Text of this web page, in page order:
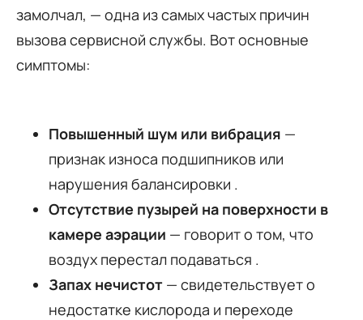
замолчал, — одна из самых частых причин
вызова сервисной службы. Вот основные
симптомы:
Повышенный шум или вибрация —
признак износа подшипников или
нарушения балансировки .
Отсутствие пузырей на поверхности в
камере аэрации — говорит о том, что
воздух перестал подаваться .
Запах нечистот — свидетельствует о
недостатке кислорода и переходе